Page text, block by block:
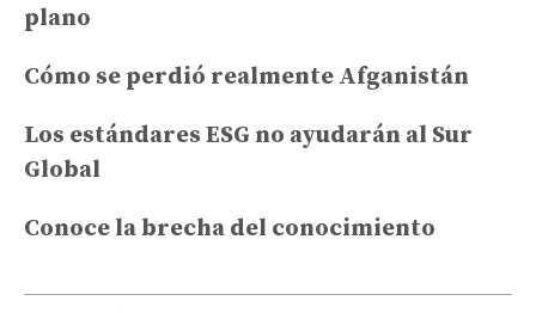
plano
Cómo se perdió realmente Afganistán
Los estándares ESG no ayudarán al Sur
Global
Conoce la brecha del conocimiento